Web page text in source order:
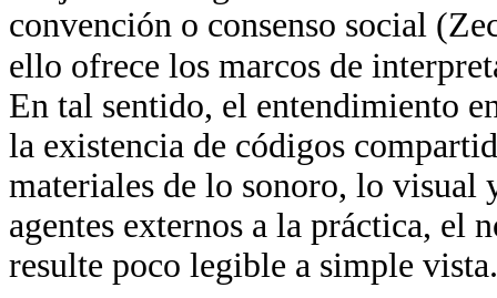
convención o consenso social
ello ofrece los marcos de
En tal sentido, el entendimiento
la existencia de códigos
materiales de lo sonoro, lo visual
agentes externos a la práctica, el
resulte poco legible a simple vista.